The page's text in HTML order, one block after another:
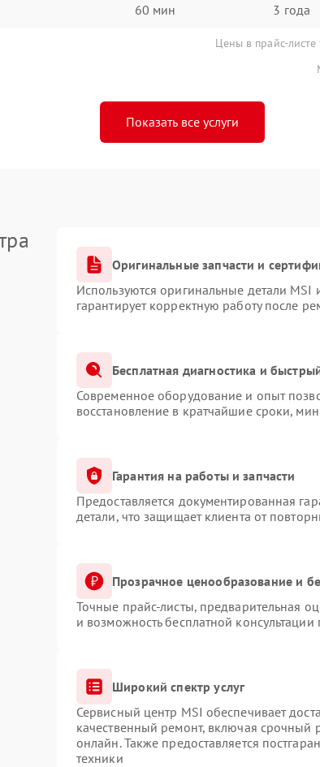
60 мин 3 года
Цены в прайс-листе
Показать все услуги
Оригинальные запчасти и
Используются оригинальные детали
гарантирует корректную работу после
Бесплатная диагностика и
Современное оборудование и опыт
восстановление в кратчайшие сроки,
Гарантия на работы и запчасти
Предоставляется документированная
детали, что защищает клиента от
Прозрачное ценообразование и
Точные прайс-листы, предварительная
и возможность бесплатной
Широкий спектр услуг
Сервисный центр MSI обеспечивает
качественный ремонт, включая срочный
онлайн. Также предоставляется
техники